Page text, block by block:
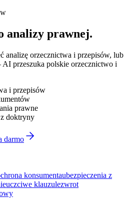
analizy prawnej.
analizę orzecznictwa i przepisów, lub
przeszuka polskie orzecznictwo i
i przepisów
prawne
z doktryny
darmo
konsumentaubezpieczenia z
klauzulezwrot